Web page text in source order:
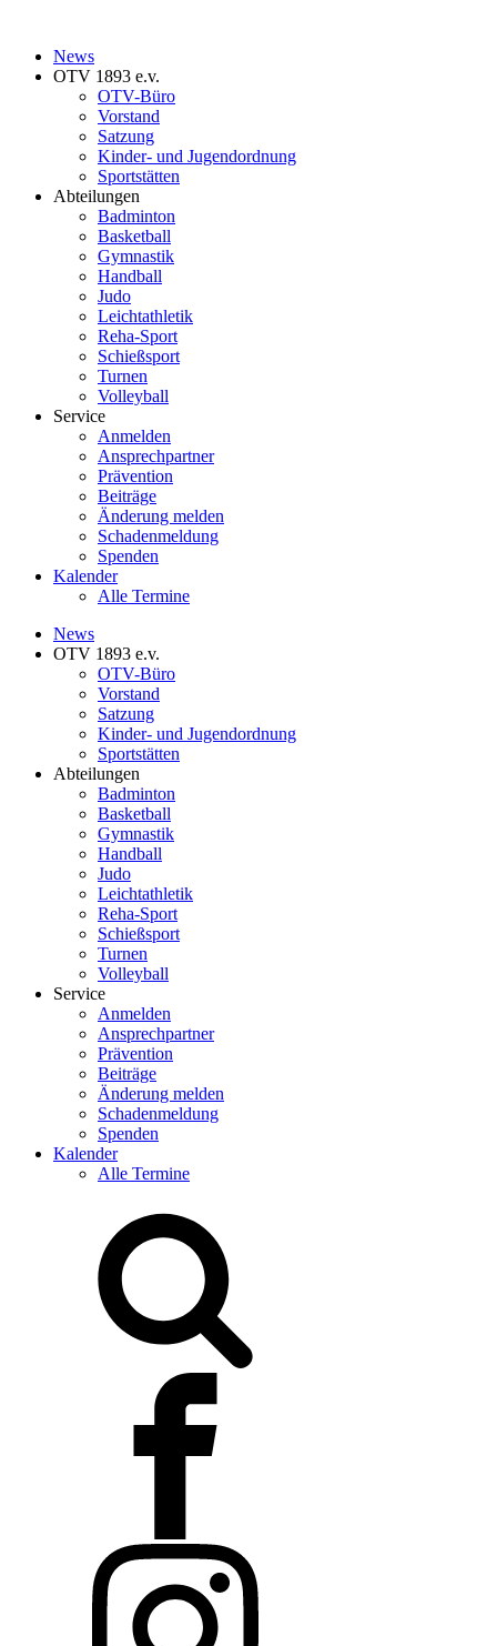
News
OTV 1893 e.v.
OTV-Büro
Vorstand
Satzung
Kinder- und Jugendordnung
Sportstätten
Abteilungen
Badminton
Basketball
Gymnastik
Handball
Judo
Leichtathletik
Reha-Sport
Schießsport
Turnen
Volleyball
Service
Anmelden
Ansprechpartner
Prävention
Beiträge
Änderung melden
Schadenmeldung
Spenden
Kalender
Alle Termine
News
OTV 1893 e.v.
OTV-Büro
Vorstand
Satzung
Kinder- und Jugendordnung
Sportstätten
Abteilungen
Badminton
Basketball
Gymnastik
Handball
Judo
Leichtathletik
Reha-Sport
Schießsport
Turnen
Volleyball
Service
Anmelden
Ansprechpartner
Prävention
Beiträge
Änderung melden
Schadenmeldung
Spenden
Kalender
Alle Termine